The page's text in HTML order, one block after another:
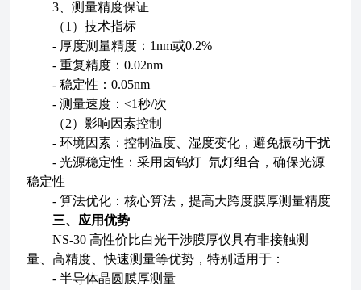
3、测量精度保证
（1）技术指标
- 厚度测量精度：1nm或0.2%
- 重复精度：0.02nm
- 稳定性：0.05nm
- 测量速度：<1秒/次
（2）影响因素控制
- 环境因素：控制温度、湿度变化，避免振动干扰
- 光源稳定性：采用卤钨灯+氘灯组合，确保光源
稳定性
- 算法优化：核心算法，提高大跨度膜厚测量精度
三、应用优势
NS-30高性价比白光干涉膜厚仪具有非接触测
量、高精度、快速测量等优势，特别适用于：
- 半导体晶圆膜厚测量